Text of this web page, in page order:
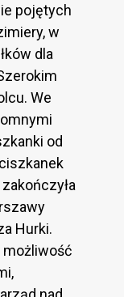
pojętych
w
dla
We
od
Hurki.